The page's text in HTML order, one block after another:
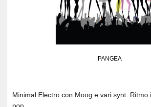
PANGEA
Minimal Electro con Moog e vari synt. Ritmo